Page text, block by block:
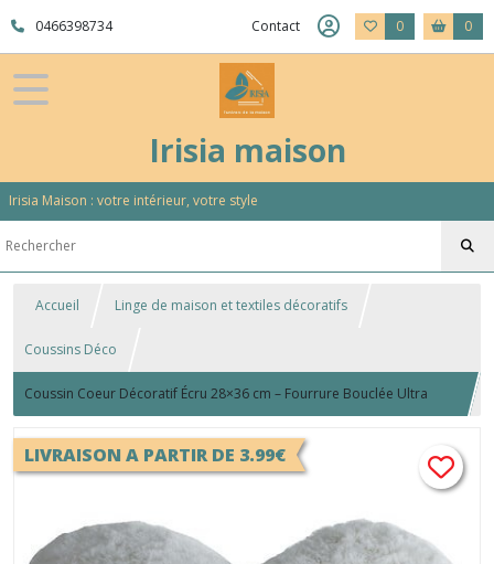
0466398734 Contact 0 0
Irisia maison
Irisia Maison : votre intérieur, votre style
Accueil Linge de maison et textiles décoratifs
Coussins Déco
Coussin Coeur Décoratif Écru 28×36 cm – Fourrure Bouclée Ultra
Douce
LIVRAISON A PARTIR DE 3.99€